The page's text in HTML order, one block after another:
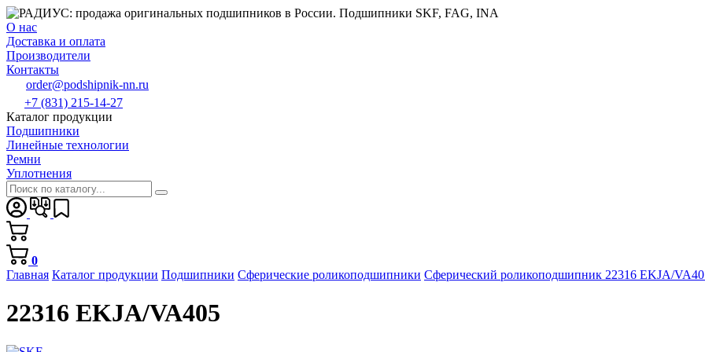
О нас
Доставка и оплата
Производители
Контакты
order@podshipnik-nn.ru
+7 (831) 215-14-27
Каталог продукции
Подшипники
Линейные технологии
Ремни
Уплотнения
0
Главная Каталог продукции Подшипники Сферические роликоподшипники Сферический роликоподшипник 22316 EKJA/
22316 EKJA/VA405